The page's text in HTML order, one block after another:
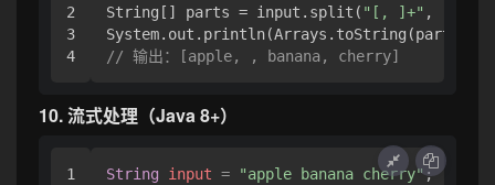
2
3
String[] parts = input.split( "[, ]+" , -
// 输出：[apple, , banana, cherry]
10. 流式处理（Java 8+）
1
String input = "apple banana cherry";